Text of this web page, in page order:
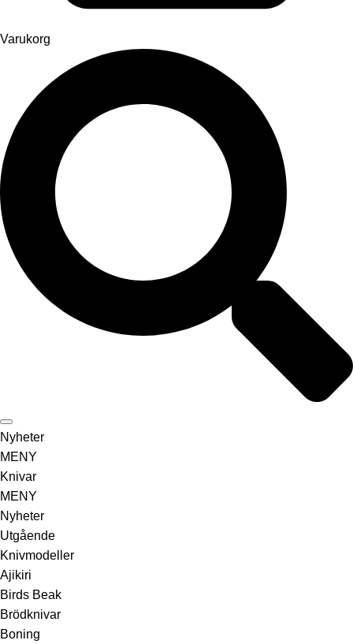
Varukorg
Nyheter
MENY
Knivar
MENY
Nyheter
Utgående
Knivmodeller
Ajikiri
Birds Beak
Brödknivar
Boning